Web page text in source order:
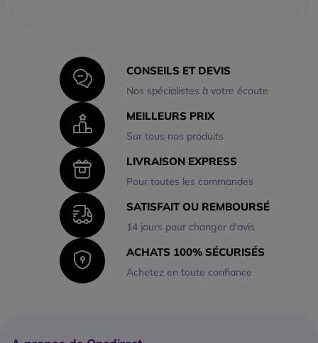
CONSEILS ET DEVIS
Nos spécialistes à votre écoute
MEILLEURS PRIX
Sur tous nos produits
LIVRAISON EXPRESS
Pour toutes les commandes
SATISFAIT OU REMBOURSÉ
14 jours pour changer d'avis
ACHATS 100% SÉCURISÉS
Achetez en toute confiance